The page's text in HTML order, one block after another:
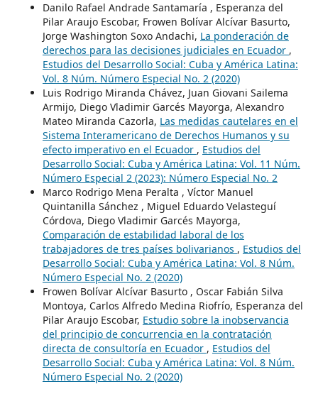
Danilo Rafael Andrade Santamaría , Esperanza del
Pilar Araujo Escobar, Frowen Bolívar Alcívar Basurto,
Jorge Washington Soxo Andachi, La ponderación de
derechos para las decisiones judiciales en Ecuador ,
Estudios del Desarrollo Social: Cuba y América Latina:
Vol. 8 Núm. Número Especial No. 2 (2020)
Luis Rodrigo Miranda Chávez, Juan Giovani Sailema
Armijo, Diego Vladimir Garcés Mayorga, Alexandro
Mateo Miranda Cazorla, Las medidas cautelares en el
Sistema Interamericano de Derechos Humanos y su
efecto imperativo en el Ecuador , Estudios del
Desarrollo Social: Cuba y América Latina: Vol. 11 Núm.
Número Especial 2 (2023): Número Especial No. 2
Marco Rodrigo Mena Peralta , Víctor Manuel
Quintanilla Sánchez , Miguel Eduardo Velasteguí
Córdova, Diego Vladimir Garcés Mayorga,
Comparación de estabilidad laboral de los
trabajadores de tres países bolivarianos , Estudios del
Desarrollo Social: Cuba y América Latina: Vol. 8 Núm.
Número Especial No. 2 (2020)
Frowen Bolívar Alcívar Basurto , Oscar Fabián Silva
Montoya, Carlos Alfredo Medina Riofrío, Esperanza del
Pilar Araujo Escobar, Estudio sobre la inobservancia
del principio de concurrencia en la contratación
directa de consultoría en Ecuador , Estudios del
Desarrollo Social: Cuba y América Latina: Vol. 8 Núm.
Número Especial No. 2 (2020)